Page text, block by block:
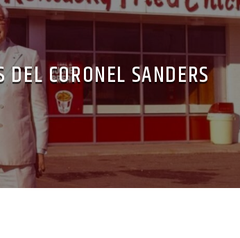
DEL CORONEL SANDERS